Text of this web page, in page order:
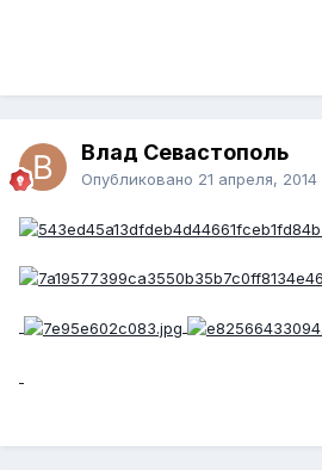
Влад Севастополь
Опубликовано 21 апреля, 2014